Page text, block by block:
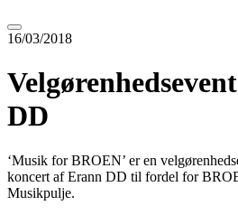
16/03/2018
DD
‘Musik for BROEN’ er en
koncert af Erann DD til fordel for
Musikpulje.